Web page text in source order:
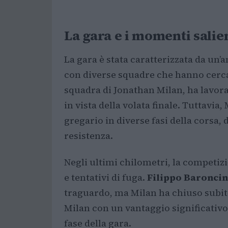
La gara e i momenti
La gara è stata caratterizzata da
con diverse squadre che hanno
squadra di Jonathan Milan, ha
in vista della volata finale.
gregario in diverse fasi della
resistenza.
Negli ultimi chilometri, la
e tentativi di fuga. Filippo
traguardo, ma Milan ha chiuso
Milan con un vantaggio
fase della gara.